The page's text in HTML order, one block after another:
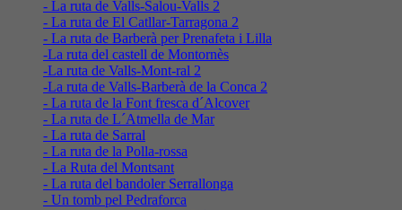
- La ruta de Valls-Salou-Valls 2
- La ruta de El Catllar-Tarragona 2
- La ruta de Barberà per Prenafeta i Lilla
-La ruta del castell de Montornès
-La ruta de Valls-Mont-ral 2
-La ruta de Valls-Barberà de la Conca 2
- La ruta de la Font fresca d´Alcover
- La ruta de L´Atmella de Mar
- La ruta de Sarral
- La ruta de la Polla-rossa
- La Ruta del Montsant
- La ruta del bandoler Serrallonga
- Un tomb pel Pedraforca